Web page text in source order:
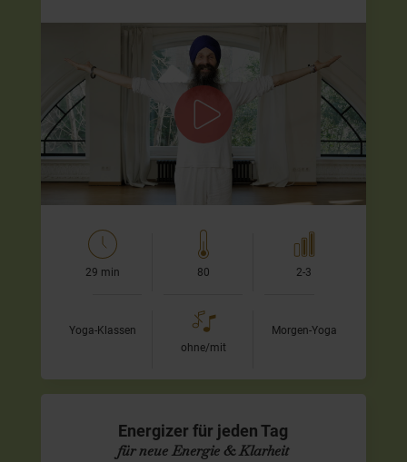
Starte den Tag in Deiner Kraft
In dieser kraftvollen Kundalini-Morgenpraxis lade ich Dich
ein, Deine Energie direkt nach dem Aufstehen in
Bewegung zu bringen und Dich bewusst für den Tag…
29 min 80 2-3
Yoga-Klassen
ohne/mit
Morgen-Yoga
Energizer für jeden Tag
für neue Energie & Klarheit